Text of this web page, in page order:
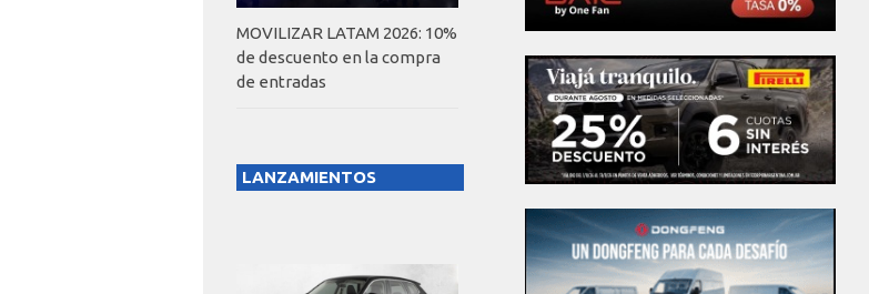
MOVILIZAR LATAM 2026: 10%
de descuento en la compra
de entradas
LANZAMIENTOS